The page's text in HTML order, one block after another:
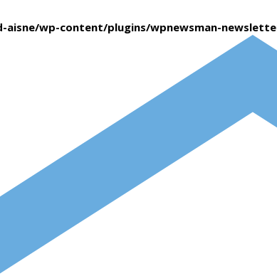
wp-content/plugins/wpnewsman-